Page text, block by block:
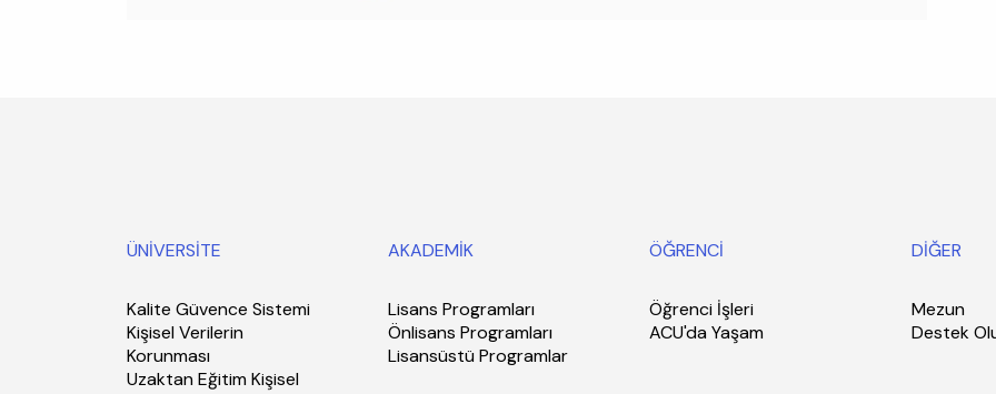
ÜNİVERSİTE
Kalite Güvence Sistemi
Kişisel Verilerin
Korunması
Uzaktan Eğitim Kişisel
AKADEMİK
Lisans Programları
Önlisans Programları
Lisansüstü Programlar
ÖĞRENCİ
Öğrenci İşleri
ACU'da Yaşam
DİĞER
Mezun
Destek